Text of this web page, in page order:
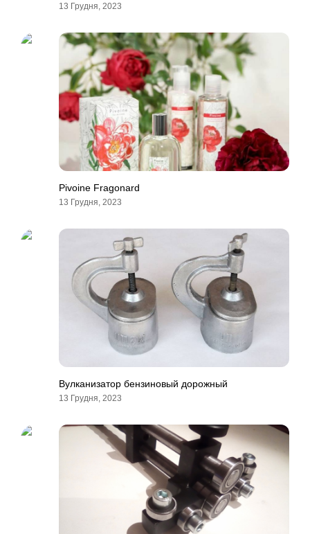
13 Грудня, 2023
Pivoine Fragonard
13 Грудня, 2023
Вулканизатор бензиновый дорожный
13 Грудня, 2023